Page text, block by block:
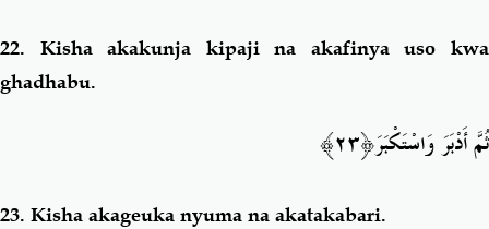
22. Kisha akakunja kipaji na akafinya uso kwa
ghadhabu.
ثُمَّ أَدْبَرَ وَاسْتَكْبَرَ﴿٢٣﴾
23. Kisha akageuka nyuma na akatakabari.